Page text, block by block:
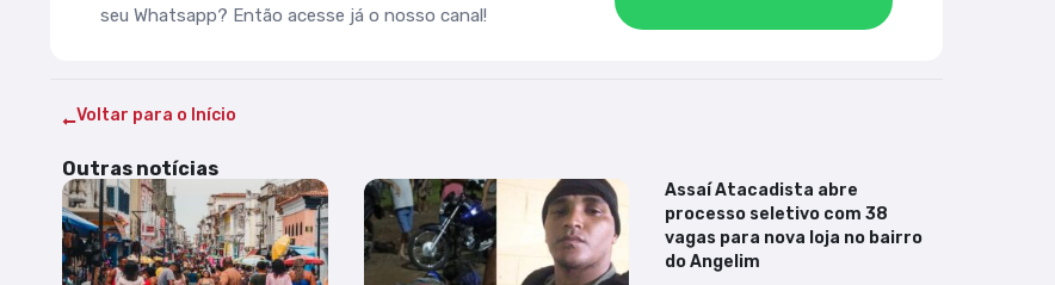
seu Whatsapp? Então acesse já o nosso canal!
Voltar para o Início
Outras notícias
Assaí Atacadista abre
processo seletivo com 38
vagas para nova loja no bairro
do Angelim